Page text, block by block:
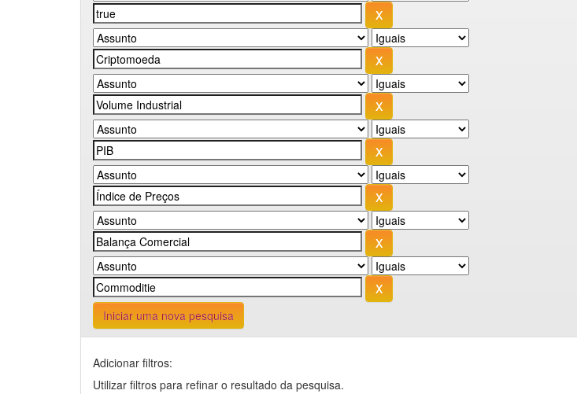
Iniciar uma nova pesquisa
Adicionar filtros:
Utilizar filtros para refinar o resultado da pesquisa.